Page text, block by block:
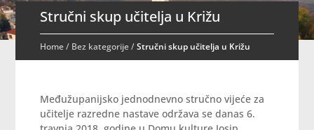
Stručni skup učitelja u Križu
Home/ Bez kategorije/Stručni skup učitelja u Križu
Međužupanijsko jednodnevno stručno vijeće za
učitelje razredne nastave održava se danas 6.